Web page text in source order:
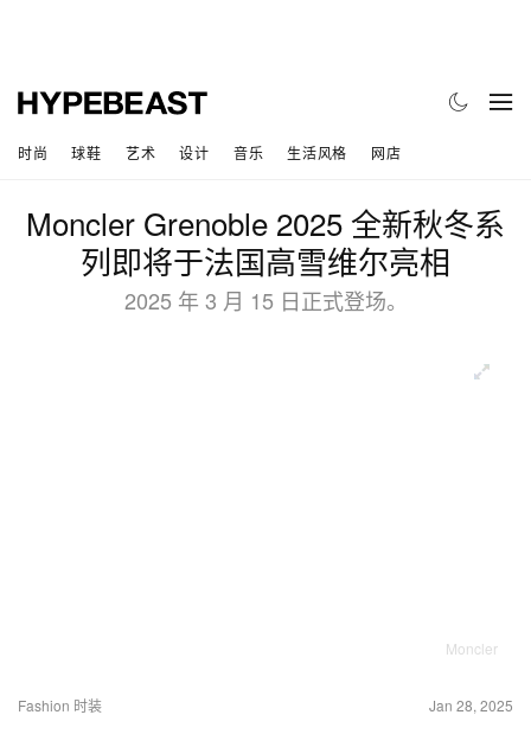
时尚 球鞋 艺术 设计 音乐 生活风格 网店
Moncler Grenoble 2025 全新秋冬系
列即将于法国高雪维尔亮相
2025 年 3 月 15 日正式登场。
Moncler
Fashion 时装 Jan 28, 2025